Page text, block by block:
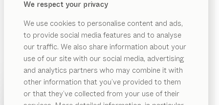
We respect your privacy
We use cookies to personalise content and ads,
to provide social media features and to analyse
our traffic. We also share information about your
use of our site with our social media, advertising
and analytics partners who may combine it with
other information that you’ve provided to them
or that they’ve collected from your use of their
REVENDEUR
PRODUITS
TABLEtaso
This Weber
La table taso puriste associe les formes claires et
organiques. Son élégance épurée reflète la passion du
bois et la douceur de ses courbes souligne
l’authenticité de ce matériau naturel.